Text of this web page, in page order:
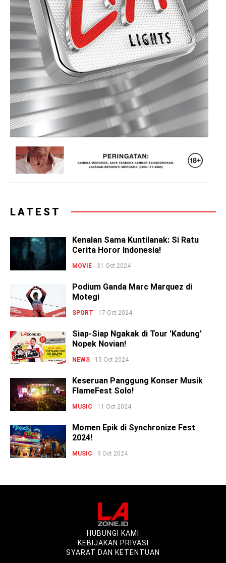
LATEST
Kenalan Sama Kuntilanak: Si Ratu
Cerita Horor Indonesia!
MOVIE 31 Oct 2024
Podium Ganda Marc Marquez di
Motegi
SPORT 17 Oct 2024
Siap-Siap Ngakak di Tour 'Kadung'
Nopek Novian!
NEWS 15 Oct 2024
Keseruan Panggung Konser Musik
FlameFest Solo!
MUSIC 11 Oct 2024
Momen Epik di Synchronize Fest
2024!
MUSIC 9 Oct 2024
HUBUNGI KAMI
KEBIJAKAN PRIVASI
SYARAT DAN KETENTUAN